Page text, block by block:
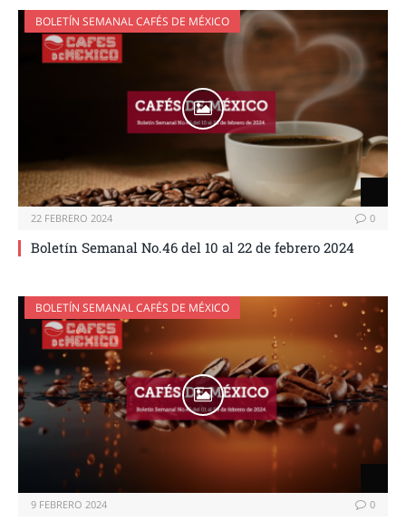
BOLETÍN SEMANAL CAFÉS DE MÉXICO
22 FEBRERO 2024 0
Boletín Semanal No.46 del 10 al 22 de febrero 2024
BOLETÍN SEMANAL CAFÉS DE MÉXICO
9 FEBRERO 2024 0